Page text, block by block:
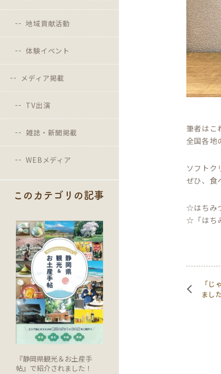
地域貢献活動
体験イベント
メディア掲載
TV出演
雑誌・新聞掲載
WEBメディア
このカテゴリの記事
『静岡県観光＆お土産手
帖』で紹介されました！
筆者はこ
全国各地
ソフトク
ぜひ、食
☆はちみ
☆「はち
「
まし